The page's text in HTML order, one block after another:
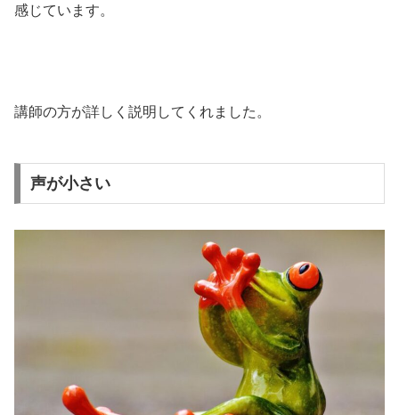
感じています。
講師の方が詳しく説明してくれました。
声が小さい